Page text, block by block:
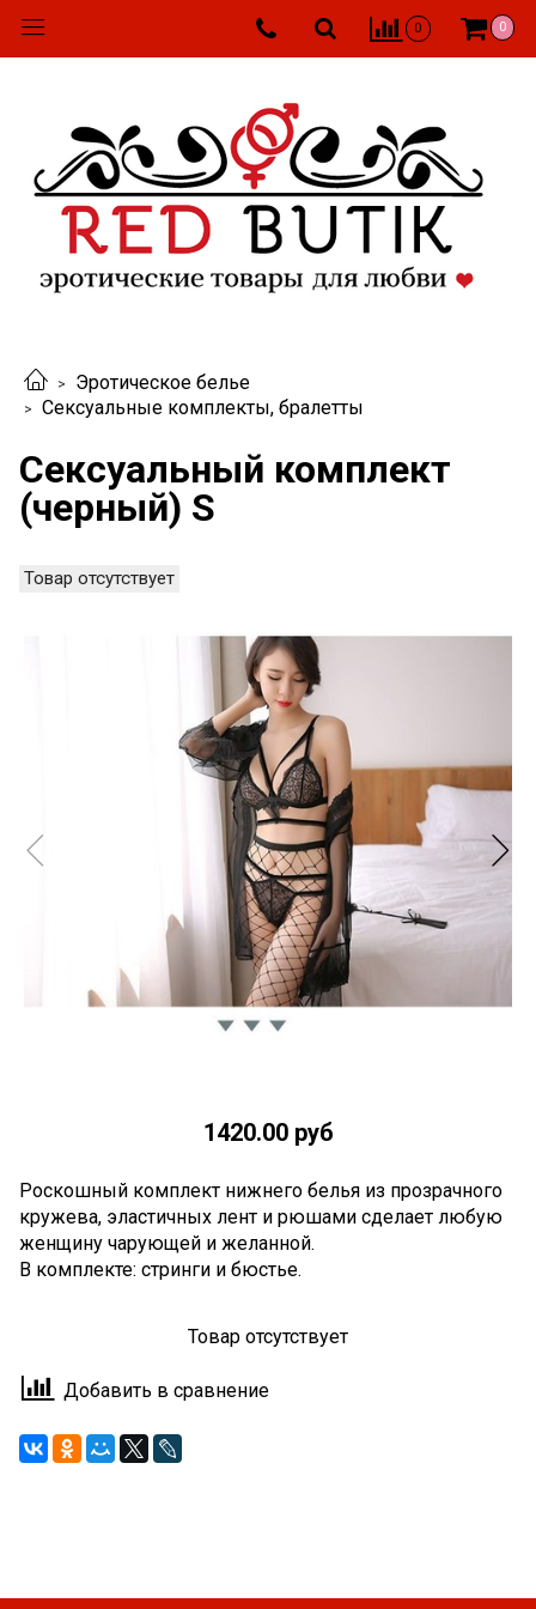
0 0
Эротическое белье
Сексуальные комплекты, бралетты
Сексуальный комплект
(черный) S
Товар отсутствует
1420.00 руб
Роскошный комплект нижнего белья из прозрачного
кружева, эластичных лент и рюшами сделает любую
женщину чарующей и желанной.
В комплекте: стринги и бюстье.
Товар отсутствует
Добавить в сравнение